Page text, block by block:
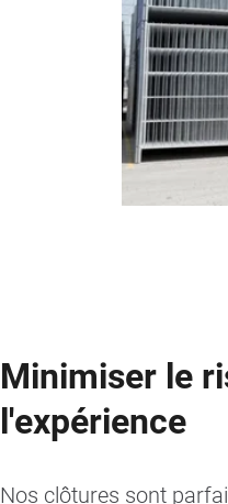
Minimiser le
l'expérience
Nos clôtures sont